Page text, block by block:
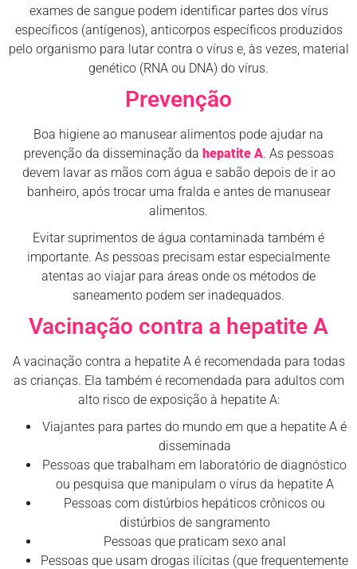
exames de sangue podem identificar partes dos vírus
específicos (antígenos), anticorpos específicos produzidos
pelo organismo para lutar contra o vírus e, às vezes, material
genético (RNA ou DNA) do vírus.
Prevenção
Boa higiene ao manusear alimentos pode ajudar na
prevenção da disseminação da hepatite A. As pessoas
devem lavar as mãos com água e sabão depois de ir ao
banheiro, após trocar uma fralda e antes de manusear
alimentos.
Evitar suprimentos de água contaminada também é
importante. As pessoas precisam estar especialmente
atentas ao viajar para áreas onde os métodos de
saneamento podem ser inadequados.
Vacinação contra a hepatite A
A vacinação contra a hepatite A é recomendada para todas
as crianças. Ela também é recomendada para adultos com
alto risco de exposição à hepatite A:
Viajantes para partes do mundo em que a hepatite A é
disseminada
Pessoas que trabalham em laboratório de diagnóstico
ou pesquisa que manipulam o vírus da hepatite A
Pessoas com distúrbios hepáticos crônicos ou
distúrbios de sangramento
Pessoas que praticam sexo anal
Pessoas que usam drogas ilícitas (que frequentemente